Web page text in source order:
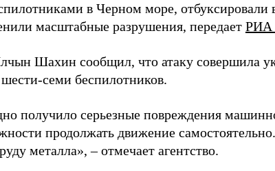
в Черном море, отбуксировали
масштабные разрушения, передает РИА
Шахин сообщил, что атаку совершила
семи беспилотников.
получило серьезные повреждения
продолжать движение
металла», – отмечает агентство.